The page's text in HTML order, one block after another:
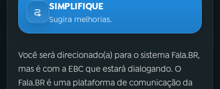
SIMPLIFIQUE
Sugira melhorias.
Você será direcionado(a) para o sistema Fala.BR,
mas é com a EBC que estará dialogando. O
Fala.BR é uma plataforma de comunicação da